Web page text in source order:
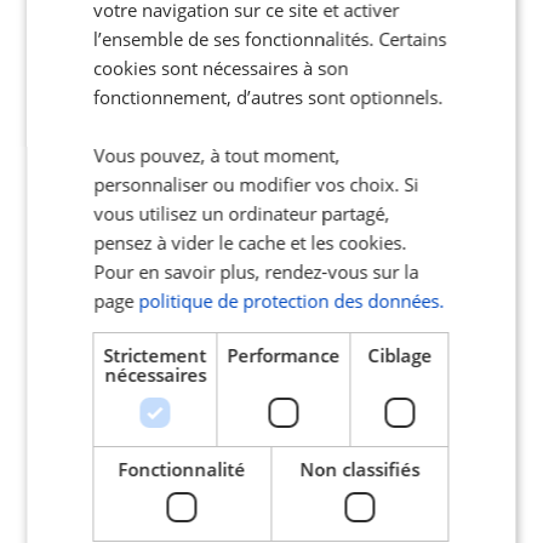
App Store Play Store
Nos adhérents
sontsatisfaits
et ils le disent !
votre navigation sur ce site et activer
l’ensemble de ses fonctionnalités. Certains
cookies sont nécessaires à son
fonctionnement, d’autres sont optionnels.
Vous pouvez, à tout moment,
personnaliser ou modifier vos choix. Si
vous utilisez un ordinateur partagé,
pensez à vider le cache et les cookies.
Pour en savoir plus, rendez-vous sur la
page politique de protection des données.
Strictement
nécessaires
Performance Ciblage
Fonctionnalité Non classifiés